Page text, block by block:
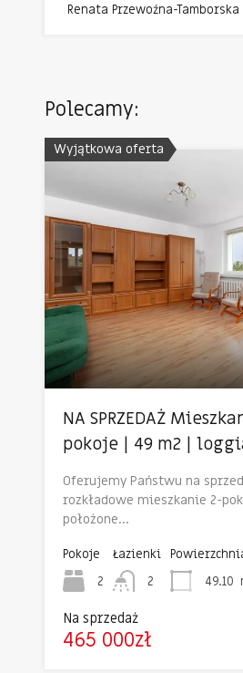
Renata Przewoźna-Tamborska
Polecamy:
Wyjątkowa oferta
NA SPRZEDAŻ
pokoje | 49 m2 |
Oferujemy Państwu na
rozkładowe mieszkanie 2-
położone…
Pokoje
2
Łazienki
2
49.10
Na sprzedaż
465 000zł